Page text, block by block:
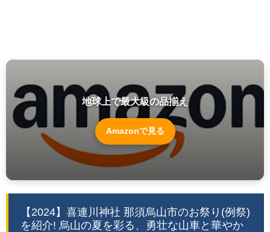
地球上で最大級の品揃え
Amazonで見る
【2024】喜連川神社 那須烏山市のお祭り(例祭)
を紹介! 烏山の夏を彩る、勇壮な山車と華やか